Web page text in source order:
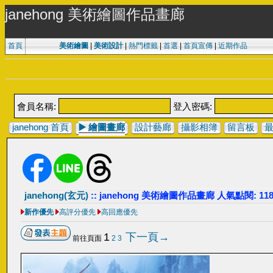
janehong 美術繪圖作品畫廊
首頁 美術繪圖 美術設計| 熱門標籤| 首選 首頁宣傳| 近期作品
會員名稱:
登入密碼:
janehong 首頁
▶️ 繪圖畫廊 設計藝廊 攝影相簿 留言板
janehong(玄元) :: janehong 美術繪圖作品畫廊 人氣點閱:
新作優先 高評分優先 高回應優先
前往頁面 1 2 3 下一頁→